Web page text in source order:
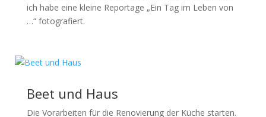
ich habe eine kleine Reportage „Ein Tag im Leben von
…“ fotografiert.
Beet und Haus
Die Vorarbeiten für die Renovierung der Küche starten.